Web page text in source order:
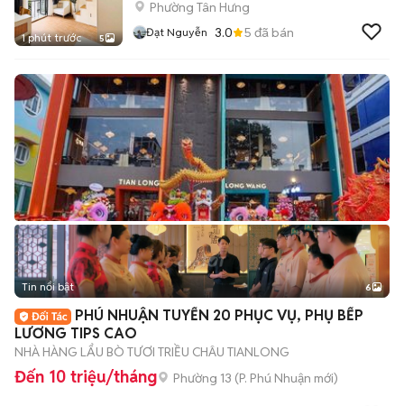
1 phút trước 5
Phường Tân Hưng
Đạt Nguyễn 3.0 5 đã bán
+2
Tin nổi bật 6
PHÚ NHUẬN TUYỂN 20 PHỤC VỤ, PHỤ BẾP
LƯƠNG TIPS CAO
NHÀ HÀNG LẨU BÒ TƯƠI TRIỀU CHÂU TIANLONG
Đến 10 triệu/tháng Phường 13 (P. Phú Nhuận mới)